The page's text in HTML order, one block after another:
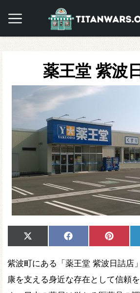
薬王堂 紫波
Share
on
X
(Twitter)
Share
on
Facebook Share
on
紫波町にある「薬王堂 紫波日詰店
康を支える身近な存在として信頼